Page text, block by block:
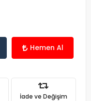
Hemen Al
İade ve Değişim